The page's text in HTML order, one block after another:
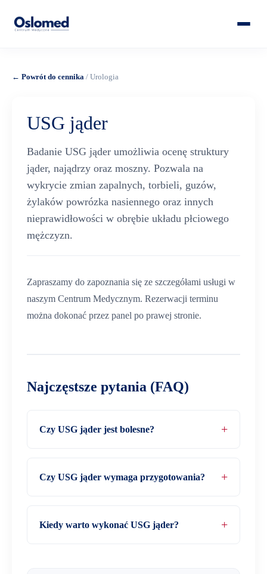
← Powrót do cennika / Urologia
USG jąder
Badanie USG jąder umożliwia ocenę struktury
jąder, najądrzy oraz moszny. Pozwala na
wykrycie zmian zapalnych, torbieli, guzów,
żylaków powrózka nasiennego oraz innych
nieprawidłowości w obrębie układu płciowego
mężczyzn.
Zapraszamy do zapoznania się ze szczegółami usługi w
naszym Centrum Medycznym. Rezerwacji terminu
można dokonać przez panel po prawej stronie.
Najczęstsze pytania (FAQ)
Czy USG jąder jest bolesne?
Czy USG jąder wymaga przygotowania?
Kiedy warto wykonać USG jąder?